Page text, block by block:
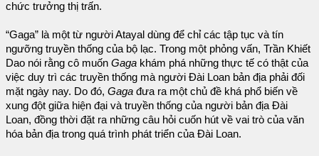
chức trưởng thị trấn.
“Gaga” là một từ người Atayal dùng để chỉ các tập tục và tín
ngưỡng truyền thống của bộ lạc. Trong một phỏng vấn, Trần Khiết
Dao nói rằng cô muốn Gaga khám phá những thực tế có thật của
việc duy trì các truyền thống mà người Đài Loan bản địa phải đối
mặt ngày nay. Do đó, Gaga đưa ra một chủ đề khá phổ biến về
xung đột giữa hiện đại và truyền thống của người bản địa Đài
Loan, đồng thời đặt ra những câu hỏi cuốn hút về vai trò của văn
hóa bản địa trong quá trình phát triển của Đài Loan.